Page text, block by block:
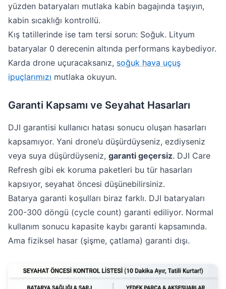
yüzden bataryaları mutlaka kabin bagajında taşıyın,
kabin sıcaklığı kontrollü.
Kış tatillerinde ise tam tersi sorun: Soğuk. Lityum
bataryalar 0 derecenin altında performans kaybediyor.
Karda drone uçuracaksanız, soğuk hava uçuş
ipuçlarımızı mutlaka okuyun.
Garanti Kapsamı ve Seyahat Hasarları
DJI garantisi kullanıcı hatası sonucu oluşan hasarları
kapsamıyor. Yani drone’u düşürdüyseniz, ezdiyseniz
veya suya düşürdüyseniz, garanti geçersiz. DJI Care
Refresh gibi ek koruma paketleri bu tür hasarları
kapsıyor, seyahat öncesi düşünebilirsiniz.
Batarya garanti koşulları biraz farklı. DJI bataryaları
200-300 döngü (cycle count) garanti ediliyor. Normal
kullanım sonucu kapasite kaybı garanti kapsamında.
Ama fiziksel hasar (şişme, çatlama) garanti dışı.